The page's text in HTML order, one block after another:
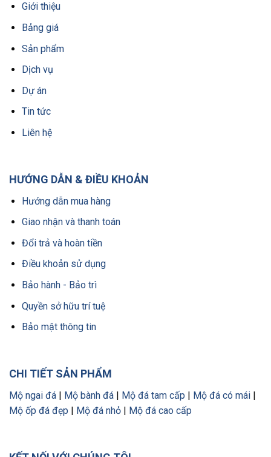
Giới thiệu
Bảng giá
Sản phẩm
Dịch vụ
Dự án
Tin tức
Liên hệ
HƯỚNG DẪN & ĐIỀU KHOẢN
Hướng dẫn mua hàng
Giao nhận và thanh toán
Đổi trả và hoàn tiền
Điều khoản sử dụng
Bảo hành - Bảo trì
Quyền sở hữu trí tuệ
Bảo mật thông tin
CHI TIẾT SẢN PHẨM
Mộ ngai đá | Mộ bành đá | Mộ đá tam cấp | Mộ đá có mái |
Mộ ốp đá đẹp | Mộ đá nhỏ | Mộ đá cao cấp